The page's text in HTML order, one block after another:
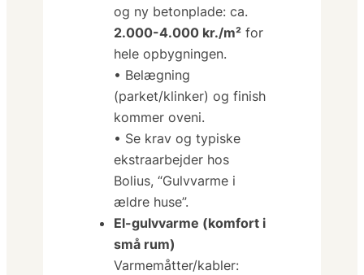
og ny betonplade: ca.
2.000-4.000 kr./m² for
hele opbygningen.
• Belægning
(parket/klinker) og finish
kommer oveni.
• Se krav og typiske
ekstraarbejder hos
Bolius, “Gulvvarme i
ældre huse”.
El-gulvvarme (komfort i
små rum)
Varmemåtter/kabler: